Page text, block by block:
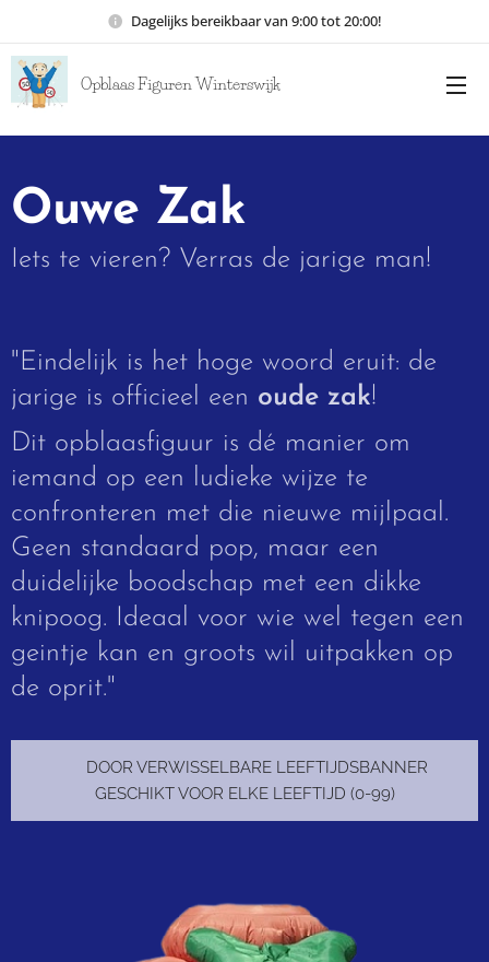
Dagelijks bereikbaar van 9:00 tot 20:00!
Opblaas Figuren Winterswijk
Ouwe Zak
Iets te vieren? Verras de jarige man!
"Eindelijk is het hoge woord eruit: de
jarige is officieel een oude zak!
Dit opblaasfiguur is dé manier om
iemand op een ludieke wijze te
confronteren met die nieuwe mijlpaal.
Geen standaard pop, maar een
duidelijke boodschap met een dikke
knipoog. Ideaal voor wie wel tegen een
geintje kan en groots wil uitpakken op
de oprit."
✨ DOOR VERWISSELBARE LEEFTIJDSBANNER
GESCHIKT VOOR ELKE LEEFTIJD (0-99)